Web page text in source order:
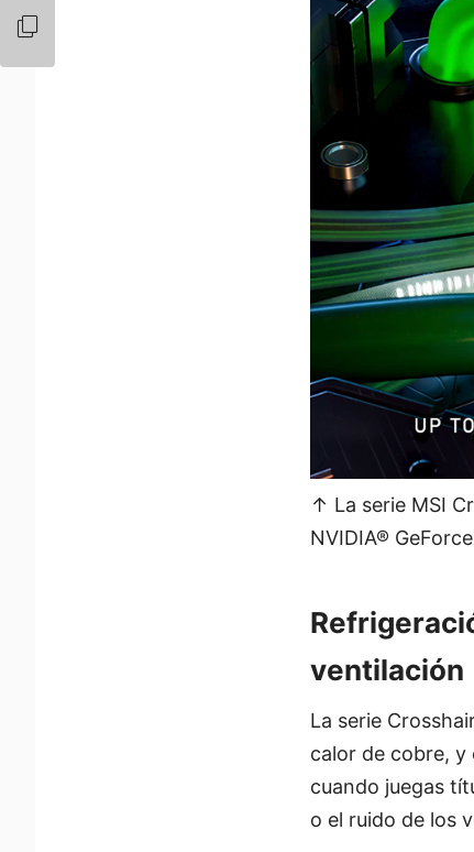
↑ La serie MSI
NVIDIA®
ventilación
La serie
calor de cobre, y
cuando juegas
o el ruido de los